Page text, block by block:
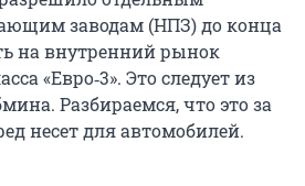
заводам (НПЗ) до конца
на внутренний рынок
«Евро‑3». Это следует из
Разбираемся, что это за
несет для автомобилей.